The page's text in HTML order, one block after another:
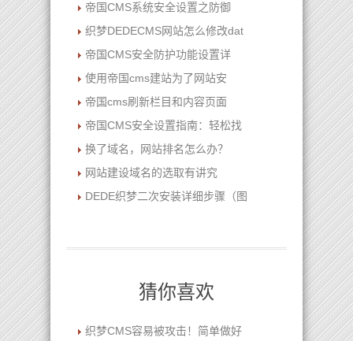
帝国CMS系统安全设置之防御
织梦DEDECMS网站怎么修改dat
帝国CMS安全防护功能设置详
使用帝国cms建站为了网站安
帝国cms刷新栏目和内容页面
帝国CMS安全设置指南：轻松找
换了域名，网站排名怎么办？
网站建设域名的选取有讲究
DEDE织梦二次安装详细步骤（图
猜你喜欢
织梦CMS容易被攻击！简单做好